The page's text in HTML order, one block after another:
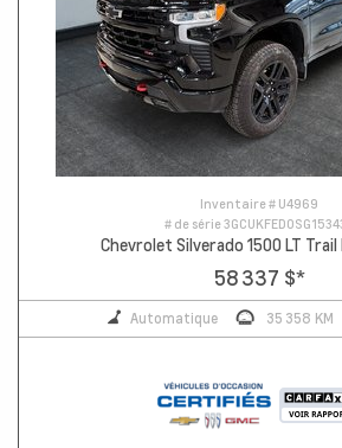
Inventaire # U4969
# de série
Chevrolet Silverado 1500 LT Trail
58 337 $*
Automatique 35 358 KM